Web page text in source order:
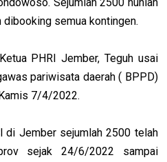
semua kontingen.
PHRI Jember, Teguh usai
pariwisata daerah ( BPPD)
7/4/2022.
di Jember sejumlah 2500 telah
sejak 24/6/2022 sampai